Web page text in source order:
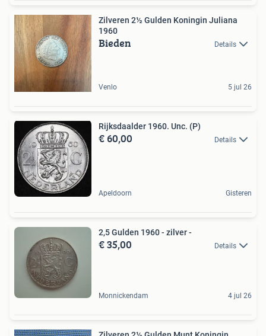
Zilveren 2½ Gulden Koningin Juliana
1960
Bieden Details
Venlo 5 jul 26
Rijksdaalder 1960. Unc. (P)
€ 60,00 Details
Apeldoorn Gisteren
2,5 Gulden 1960 - zilver -
€ 35,00 Details
Monnickendam 4 jul 26